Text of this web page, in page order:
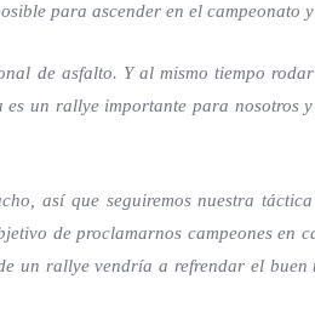
para ascender en el
de asfalto. Y al mismo tiempo
un rallye importante para nosotros
así que seguiremos nuestra
de proclamarnos campeones en
un rallye vendría a refrendar el